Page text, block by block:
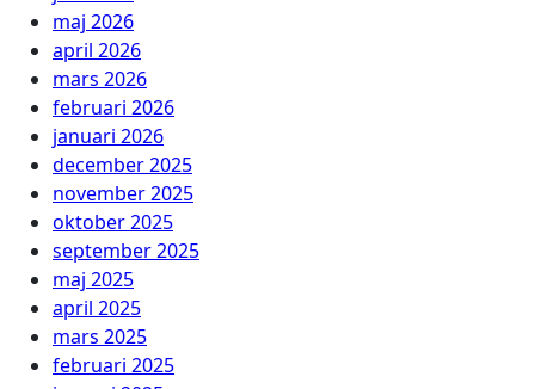
maj 2026
april 2026
mars 2026
februari 2026
januari 2026
december 2025
november 2025
oktober 2025
september 2025
maj 2025
april 2025
mars 2025
februari 2025